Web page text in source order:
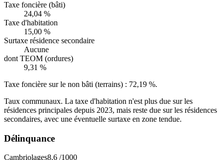
Taxe foncière (bâti)
24,04 %
Taxe d'habitation
15,00 %
Surtaxe résidence secondaire
Aucune
dont TEOM (ordures)
9,31 %
Taxe foncière sur le non bâti (terrains) : 72,19 %.
Taux communaux. La taxe d'habitation n'est plus due sur les
résidences principales depuis 2023, mais reste due sur les résidences
secondaires, avec une éventuelle surtaxe en zone tendue.
Délinquance
Cambriolages8,6 /1000